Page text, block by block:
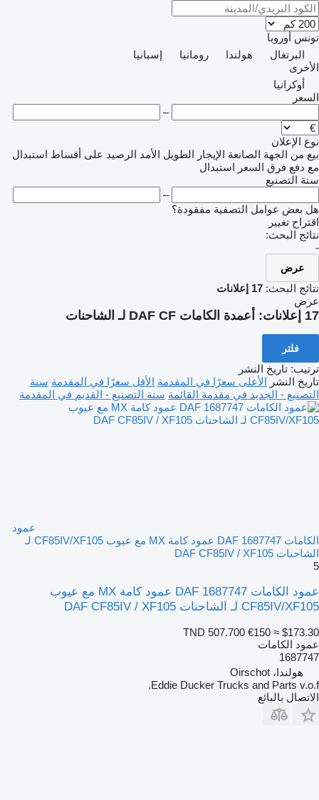
تونس أوروبا
البرتغال
هولندا رومانيا
إسبانيا
الأخرى
أوكرانيا
السعر
–
نوع الإعلان
بيع من الجهة الصانعة الإيجار الطويل الأمد الرصيد على أقساط استبدال
مع دفع فرق السعر استبدال
سنة التصنيع
–
هل بعض عوامل التصفية مفقودة؟
اقتراح تغيير
نتائج البحث:
-
عرض
نتائج البحث: 17 إعلانات
عرض
17 إعلانات: أعمدة الكامات DAF CF لـ الشاحنات
فلتر
ترتيب: تاريخ النشر
تاريخ النشر الأعلى سعرًا في المقدمة الأقل سعرًا في المقدمة سنة
التصنيع - الجديد في مقدمة القائمة سنة التصنيع - القديم في المقدمة
عمود
الكامات DAF 1687747 عمود كامة MX مع عيوب CF85IV/XF105 لـ
الشاحنات DAF CF85IV / XF105
5
عمود الكامات DAF 1687747 عمود كامة MX مع عيوب
CF85IV/XF105 لـ الشاحنات DAF CF85IV / XF105
TND 507.700 €150 ≈ $173.30
عمود الكامات
1687747
هولندا، Oirschot
Eddie Ducker Trucks and Parts v.o.f.
الاتصال بالبائع